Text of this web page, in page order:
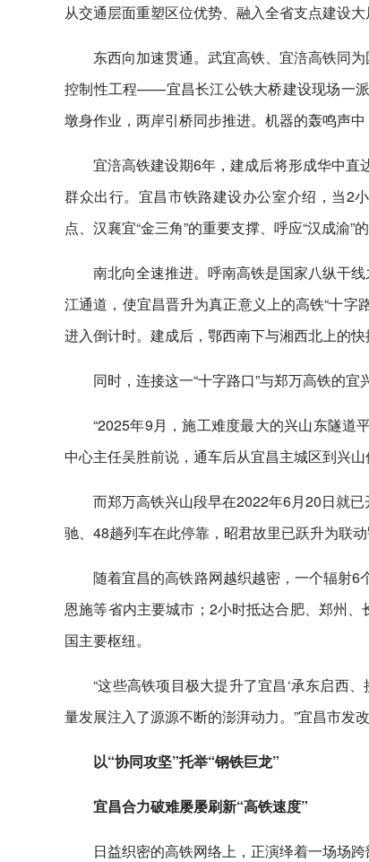
从交通层面重塑区位优势、融入全省支点建设大
东西向加速贯通。武宜高铁、宜涪高铁同
控制性工程——宜昌长江公铁大桥建设现场一
墩身作业，两岸引桥同步推进。机器的轰鸣声中
宜涪高铁建设期6年，建成后将形成华中
群众出行。宜昌市铁路建设办公室介绍，当2
点、汉襄宜“金三角”的重要支撑、呼应“汉成渝”
南北向全速推进。呼南高铁是国家八纵干
江通道，使宜昌晋升为真正意义上的高铁“十字
进入倒计时。建成后，鄂西南下与湘西北上的快
同时，连接这一“十字路口”与郑万高铁的宜
“2025年9月，施工难度最大的兴山东隧道
中心主任吴胜前说，通车后从宜昌主城区到兴山
而郑万高铁兴山段早在2022年6月20日就
驰、48趟列车在此停靠，昭君故里已跃升为联动
随着宜昌的高铁路网越织越密，一个辐射6
恩施等省内主要城市；2小时抵达合肥、郑州
国主要枢纽。
“这些高铁项目极大提升了宜昌‘承东启西
量发展注入了源源不断的澎湃动力。”宜昌市发
以“协同攻坚”托举“钢铁巨龙”
宜昌合力破难屡屡刷新“高铁速度”
日益织密的高铁网络上，正演绎着一场场